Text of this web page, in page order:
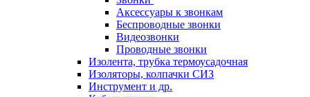
Аксессуары к звонкам
Беспроводные звонки
Видеозвонки
Проводные звонки
Изолента, трубка термоусадочная
Изоляторы, колпачки СИЗ
Инструмент и др.